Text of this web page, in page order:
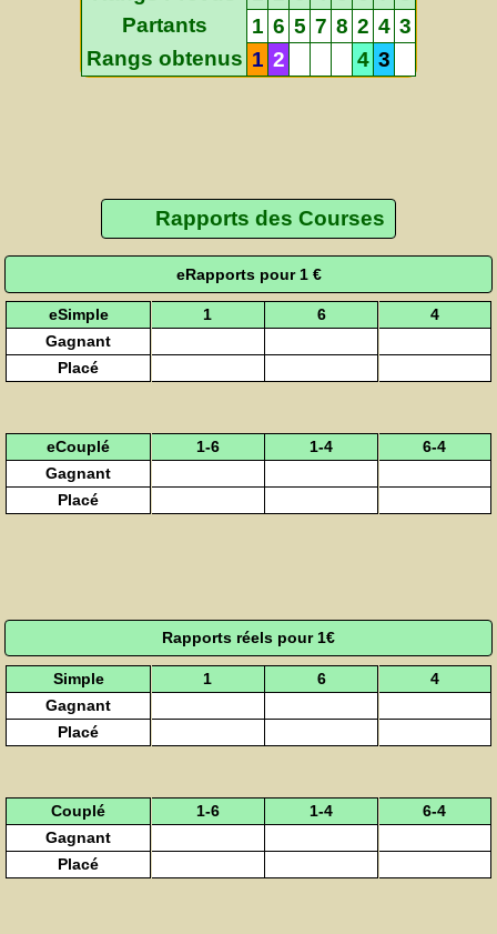
Partants
1 6 5 7 8 2 4 3
Rangs obtenus 1 2 4 3
Rapports des Courses
eRapports pour 1 €
eSimple 1 6
4
Gagnant
Placé
eCouplé 1-6 1-4
6-4
Gagnant
Placé
Rapports réels pour 1€
Simple 1 6
4
Gagnant
Placé
Couplé 1-6 1-4
6-4
Gagnant
Placé